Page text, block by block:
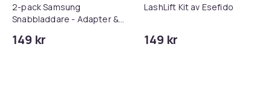
2-pack Samsung
Snabbladdare - Adapter &
149 kr
LashLift Kit av Esefido
149 kr